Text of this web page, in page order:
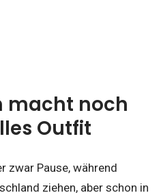
macht noch
Outfit
zwar Pause, während
ziehen, aber schon in